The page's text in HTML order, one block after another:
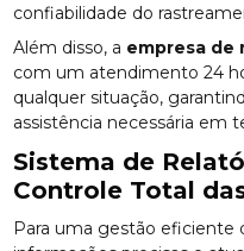
confiabilidade do
Além disso, a empresa de
com um atendimento 24
qualquer situação,
assistência necessária em
Sistema de
Controle Total
Para uma gestão eficiente